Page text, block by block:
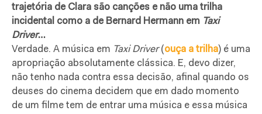
trajetória de Clara são canções e não uma trilha
incidental como a de Bernard Hermann em Taxi
Driver…
Verdade. A música em Taxi Driver(ouça a trilha) é uma
apropriação absolutamente clássica. E, devo dizer,
não tenho nada contra essa decisão, afinal quando os
deuses do cinema decidem que em dado momento
de um filme tem de entrar uma música e essa música